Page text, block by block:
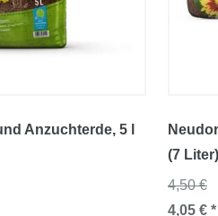
Anzuchterde, 5 l
(7 Liter)
4,50 €
4,05 € *